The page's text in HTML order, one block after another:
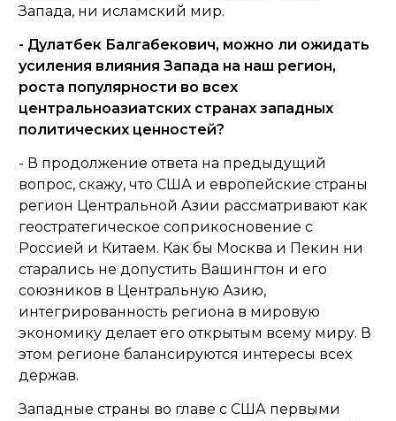
Запада, ни исламский мир.
- Дулатбек Балгабекович, можно ли ожидать
усиления влияния Запада на наш регион,
роста популярности во всех
центральноазиатских странах западных
политических ценностей?
- В продолжение ответа на предыдущий
вопрос, скажу, что США и европейские страны
регион Центральной Азии рассматривают как
геостратегическое соприкосновение с
Россией и Китаем. Как бы Москва и Пекин ни
старались не допустить Вашингтон и его
союзников в Центральную Азию,
интегрированность региона в мировую
экономику делает его открытым всему миру. В
этом регионе балансируются интересы всех
держав.
Западные страны во главе с США первыми